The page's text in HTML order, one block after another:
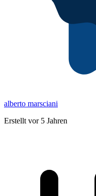
alberto marsciani
Erstellt vor 5 Jahren